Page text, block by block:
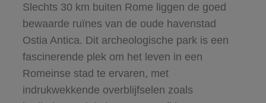
Slechts 30 km buiten Rome liggen de goed
bewaarde ruïnes van de oude havenstad
Ostia Antica. Dit archeologische park is een
fascinerende plek om het leven in een
Romeinse stad te ervaren, met
indrukwekkende overblijfselen zoals